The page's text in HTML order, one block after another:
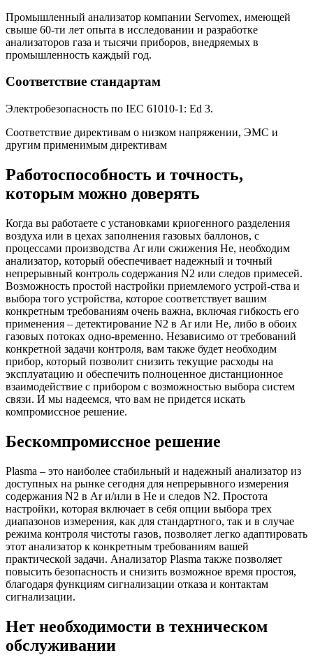
Промышленный анализатор компании Servomex, имеющей
свыше 60-ти лет опыта в исследовании и разработке
анализаторов газа и тысячи приборов, внедряемых в
промышленность каждый год.
Соответствие стандартам
Электробезопасность по IEC 61010-1: Ed 3.
Соответствие директивам о низком напряжении, ЭМС и
другим применимым директивам
Работоспособность и точность,
которым можно доверять
Когда вы работаете с установками криогенного разделения
воздуха или в цехах заполнения газовых баллонов, с
процессами производства Ar или сжижения He, необходим
анализатор, который обеспечивает надежный и точный
непрерывный контроль содержания N2 или следов примесей.
Возможность простой настройки приемлемого устрой-ства и
выбора того устройства, которое соответствует вашим
конкретным требованиям очень важна, включая гибкость его
применения – детектирование N2 в Ar или He, либо в обоих
газовых потоках одно-временно. Независимо от требований
конкретной задачи контроля, вам также будет необходим
прибор, который позволит снизить текущие расходы на
эксплуатацию и обеспечить полноценное дистанционное
взаимодействие с прибором с возможностью выбора систем
связи. И мы надеемся, что вам не придется искать
компромиссное решение.
Бескомпромиссное решение
Plasma – это наиболее стабильный и надежный анализатор из
доступных на рынке сегодня для непрерывного измерения
содержания N2 в Ar и/или в He и следов N2. Простота
настройки, которая включает в себя опции выбора трех
диапазонов измерения, как для стандартного, так и в случае
режима контроля чистоты газов, позволяет легко адаптировать
этот анализатор к конкретным требованиям вашей
практической задачи. Анализатор Plasma также позволяет
повысить безопасность и снизить возможное время простоя,
благодаря функциям сигнализации отказа и контактам
сигнализации.
Нет необходимости в техническом
обслуживании